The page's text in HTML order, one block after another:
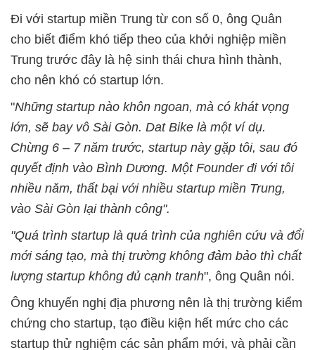
Đi với startup miền Trung từ con số 0, ông Quân
cho biết điểm khó tiếp theo của khởi nghiệp miền
Trung trước đây là hệ sinh thái chưa hình thành,
cho nên khó có startup lớn.
"Những startup nào khôn ngoan, mà có khát vọng
lớn, sẽ bay vô Sài Gòn. Dat Bike là một ví dụ.
Chừng 6 – 7 năm trước, startup này gặp tôi, sau đó
quyết định vào Bình Dương. Một Founder đi với tôi
nhiều năm, thất bại với nhiều startup miền Trung,
vào Sài Gòn lại thành công".
"Quá trình startup là quá trình của nghiên cứu và đổi
mới sáng tạo, mà thị trường không đảm bảo thì chất
lượng startup không đủ cạnh tranh", ông Quân nói.
Ông khuyến nghị địa phương nên là thị trường kiểm
chứng cho startup, tạo điều kiện hết mức cho các
startup thử nghiệm các sản phẩm mới, và phải cần